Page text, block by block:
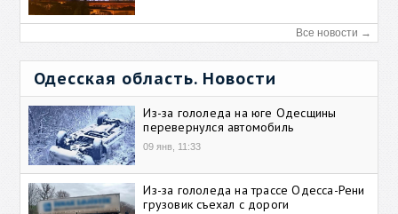
Все новости →
Одесская область. Новости
Из-за гололеда на юге Одесщины
перевернулся автомобиль
09 янв, 11:33
Из-за гололеда на трассе Одесса-Рени
грузовик съехал с дороги